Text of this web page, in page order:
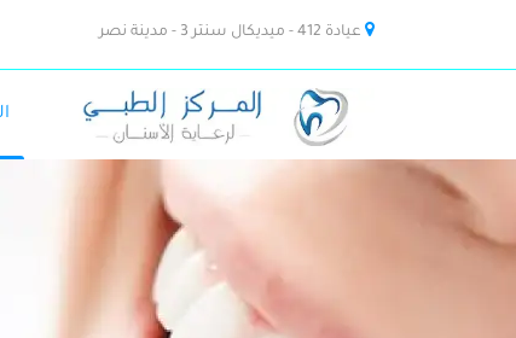
عيادة 412 - ميديكال سنتر 3 - مدينة نصر